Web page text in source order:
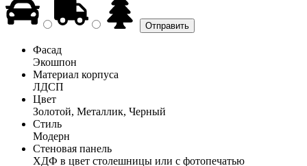
Фасад
Экошпон
Материал корпуса
ЛДСП
Цвет
Золотой, Металлик, Черный
Стиль
Модерн
Стеновая панель
ХДФ в цвет столешницы или с фотопечатью